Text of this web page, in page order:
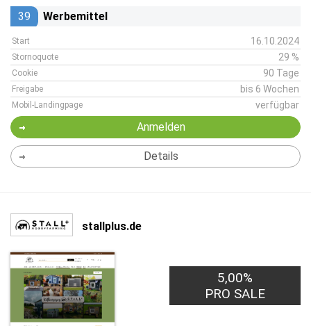
39 Werbemittel
Start 16.10.2024
Stornoquote 29 %
Cookie 90 Tage
Freigabe bis 6 Wochen
Mobil-Landingpage verfügbar
Anmelden
Details
stallplus.de
5,00%
PRO SALE